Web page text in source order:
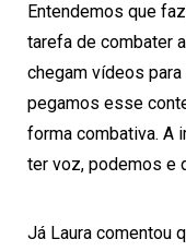
Entendemos que
tarefa de combater
chegam vídeos
pegamos esse
forma combativa. A
ter voz, podemos e
Já Laura comentou